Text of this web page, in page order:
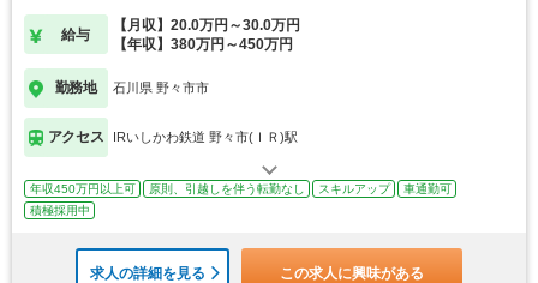
給与
【月収】20.0万円～30.0万円
【年収】380万円～450万円
勤務地 石川県 野々市市
アクセス IRいしかわ鉄道 野々市(ＩＲ)駅
年収450万円以上可 原則、引越しを伴う転勤なし スキルアップ
車通勤可
積極採用中
求人の詳細を見る この求人に興味がある